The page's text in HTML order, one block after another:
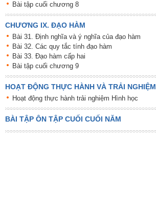
Bài tập cuối chương 8
CHƯƠNG IX. ĐẠO HÀM
Bài 31. Định nghĩa và ý nghĩa của đạo hàm
Bài 32. Các quy tắc tính đạo hàm
Bài 33. Đạo hàm cấp hai
Bài tập cuối chương 9
HOẠT ĐỘNG THỰC HÀNH VÀ TRẢI NGHIỆM
Hoạt động thực hành trải nghiệm Hình học
BÀI TẬP ÔN TẬP CUỐI CUỐI NĂM